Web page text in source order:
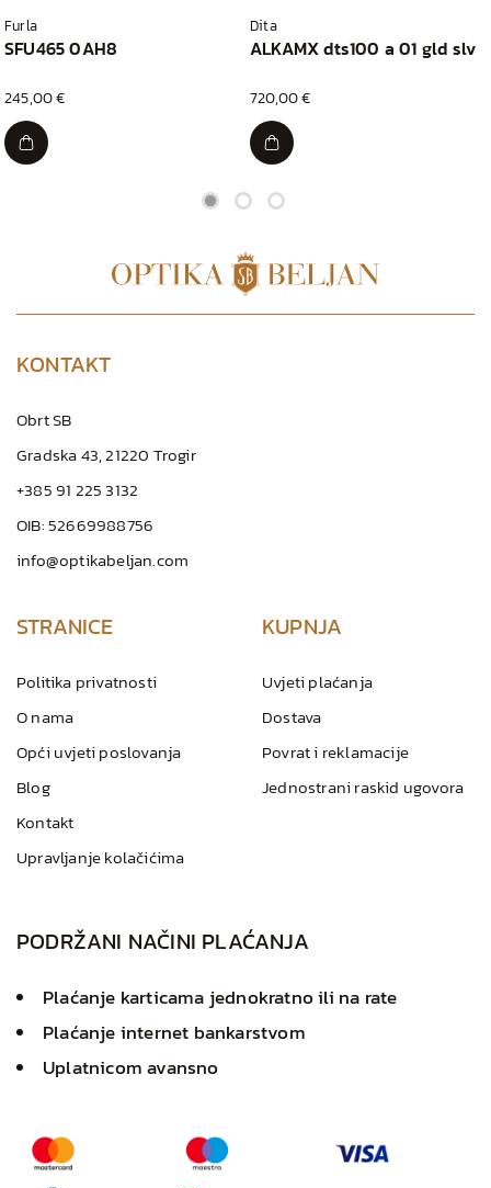
Furla
SFU465 0AH8
245,00 €
Dita
ALKAMX dts100 a 01 gld slv
720,00 €
KONTAKT
Obrt SB
Gradska 43, 21220 Trogir
+385 91 225 3132
OIB: 52669988756
info@optikabeljan.com
STRANICE
Politika privatnosti
O nama
Opći uvjeti poslovanja
Blog
Kontakt
Upravljanje kolačićima
KUPNJA
Uvjeti plaćanja
Dostava
Povrat i reklamacije
Jednostrani raskid ugovora
PODRŽANI NAČINI PLAĆANJA
Plaćanje karticama jednokratno ili na rate
Plaćanje internet bankarstvom
Uplatnicom avansno